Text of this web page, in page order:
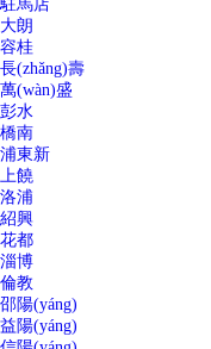
駐馬店
大朗
容桂
長(zhǎng)壽
萬(wàn)盛
彭水
橋南
浦東新
上饒
洛浦
紹興
花都
淄博
倫教
邵陽(yáng)
益陽(yáng)